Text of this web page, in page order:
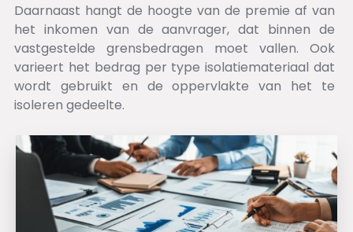
Daarnaast hangt de hoogte van de premie af van
het inkomen van de aanvrager, dat binnen de
vastgestelde grensbedragen moet vallen. Ook
varieert het bedrag per type isolatiemateriaal dat
wordt gebruikt en de oppervlakte van het te
isoleren gedeelte.